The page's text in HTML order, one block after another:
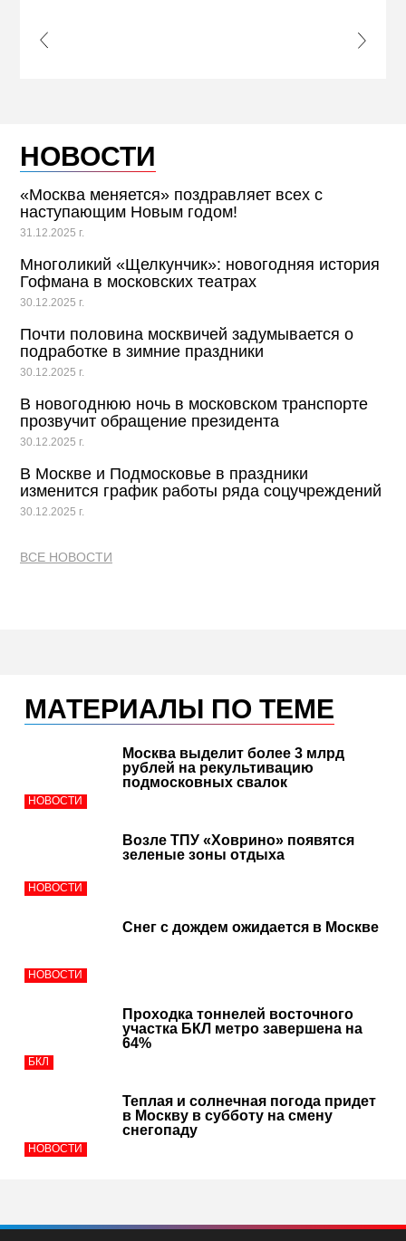
Slide
Next
НОВОСТИ
«Москва меняется» поздравляет всех с
наступающим Новым годом!
31.12.2025 г.
Многоликий «Щелкунчик»: новогодняя история
Гофмана в московских театрах
30.12.2025 г.
Почти половина москвичей задумывается о
подработке в зимние праздники
30.12.2025 г.
В новогоднюю ночь в московском транспорте
прозвучит обращение президента
30.12.2025 г.
В Москве и Подмосковье в праздники
изменится график работы ряда соцучреждений
30.12.2025 г.
ВСЕ НОВОСТИ
МАТЕРИАЛЫ ПО ТЕМЕ
НОВОСТИ
Москва выделит более 3 млрд
рублей на рекультивацию
подмосковных свалок
НОВОСТИ
Возле ТПУ «Ховрино» появятся
зеленые зоны отдыха
НОВОСТИ
Снег с дождем ожидается в Москве
БКЛ
Проходка тоннелей восточного
участка БКЛ метро завершена на
64%
НОВОСТИ
Теплая и солнечная погода придет
в Москву в субботу на смену
снегопаду